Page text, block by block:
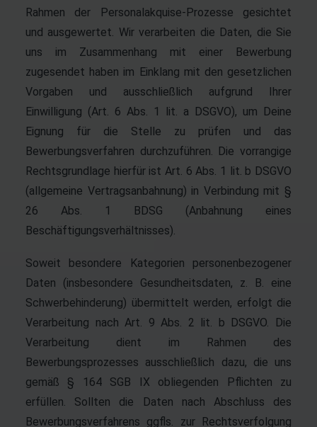
Rahmen der Personalakquise-Prozesse gesichtet
und ausgewertet. Wir verarbeiten die Daten, die Sie
uns im Zusammenhang mit einer Bewerbung
zugesendet haben im Einklang mit den gesetzlichen
Vorgaben und ausschließlich aufgrund Ihrer
Einwilligung (Art. 6 Abs. 1 lit. a DSGVO), um Deine
Eignung für die Stelle zu prüfen und das
Bewerbungsverfahren durchzuführen. Die vorrangige
Rechtsgrundlage hierfür ist Art. 6 Abs. 1 lit. b DSGVO
(allgemeine Vertragsanbahnung) in Verbindung mit §
26 Abs. 1 BDSG (Anbahnung eines
Beschäftigungsverhältnisses).
Soweit besondere Kategorien personenbezogener
Daten (insbesondere Gesundheitsdaten, z. B. eine
Schwerbehinderung) übermittelt werden, erfolgt die
Verarbeitung nach Art. 9 Abs. 2 lit. b DSGVO. Die
Verarbeitung dient im Rahmen des
Bewerbungsprozesses ausschließlich dazu, die uns
gemäß § 164 SGB IX obliegenden Pflichten zu
erfüllen. Sollten die Daten nach Abschluss des
Bewerbungsverfahrens ggfls. zur Rechtsverfolgung